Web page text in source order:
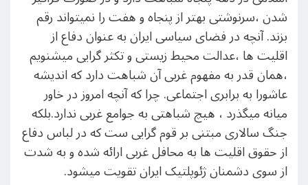
شدن ،سرنوشتی بهتر از پنجاه و هفت را نمیتواند رقم
بزند. آنچه در فضای سیاسی ایران به عنوان دفاع از
اقلیت ها ،عدالت محیط زیستی و تکثر گرایی میشنویم
،همان قدر به مفهوم غربی آن شباهت دارد که اندیشه
عاشورا به برابری اجتماعی. چرا که آنچه امروز در خاور
میانه میگذرد ، هیچ شباهتی به جوامع غربی ندارد.بلکه
جنگ سالاری مبتنی بر قوم گرایی ست که در لباس دفاع
از حقوق اقلیت ها به محافل غربی ارائه شده و به شدت
از سوی دشمنان ژئوپلتیک ایران تقویت میشود.